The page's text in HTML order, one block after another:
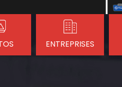
ENTREPRISES